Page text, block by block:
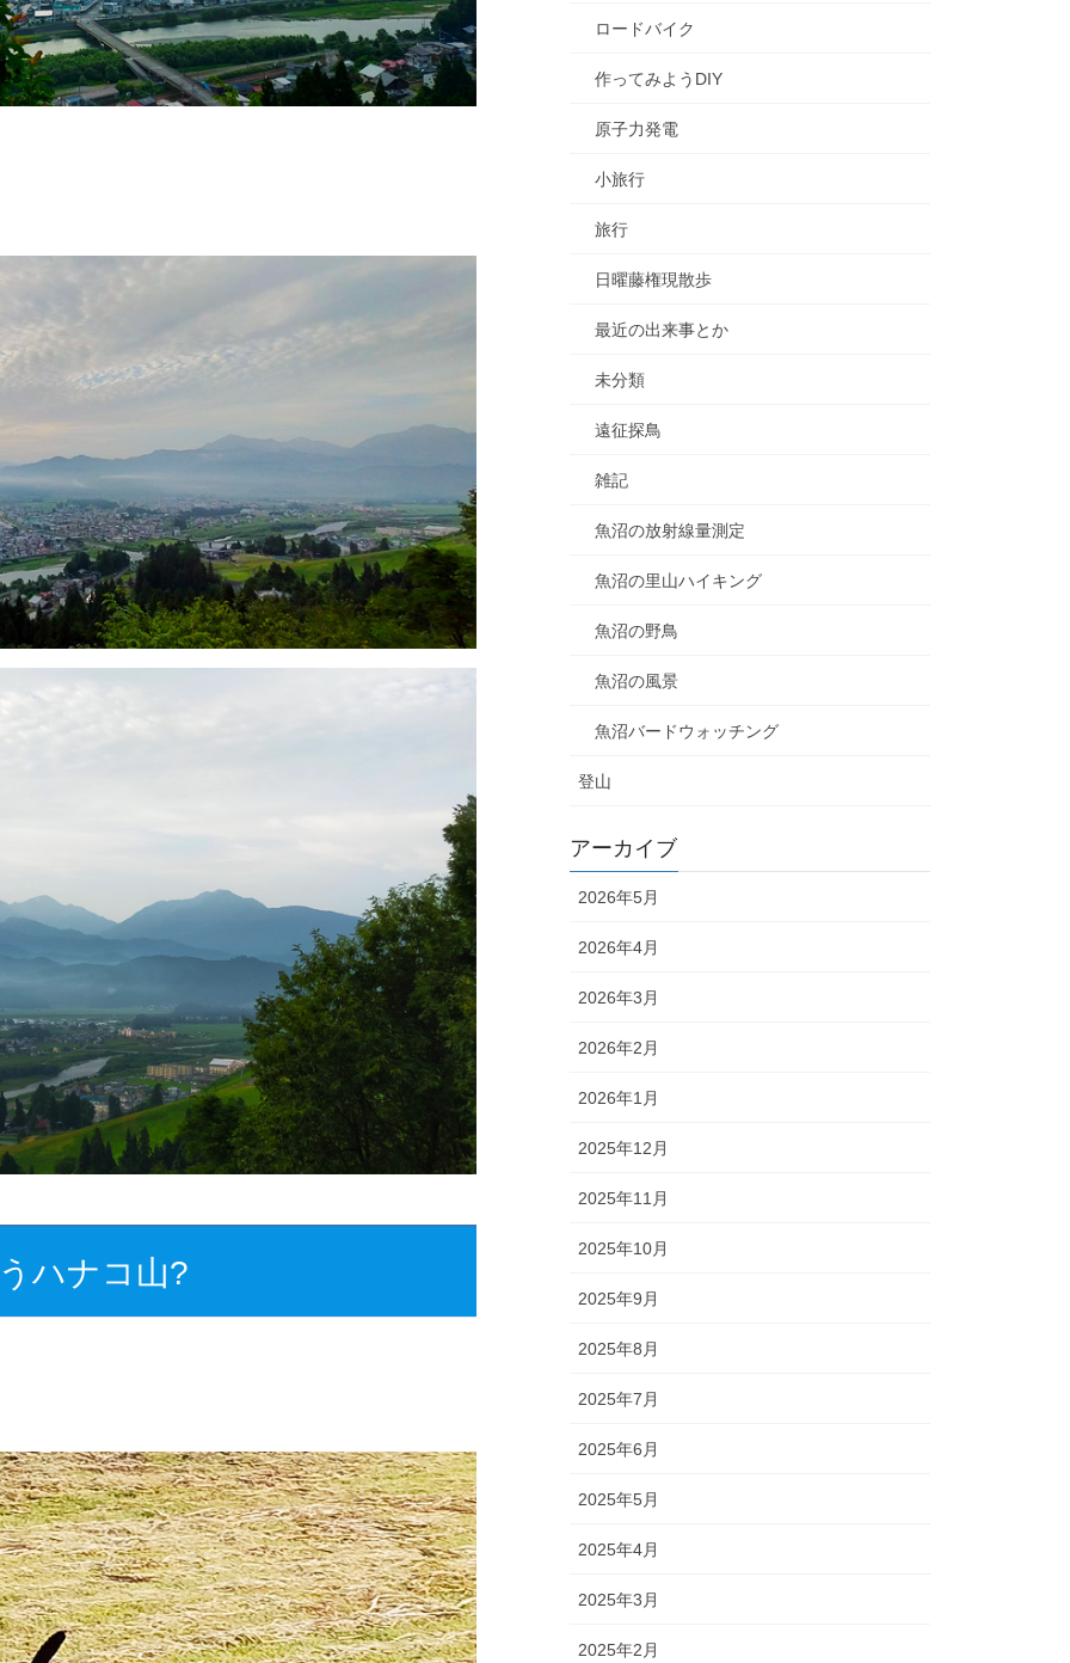
ハナコ山?
ロードバイク
作ってみようDIY
原子力発電
小旅行
旅行
日曜藤権現散歩
最近の出来事とか
未分類
遠征探鳥
雑記
魚沼の放射線量測定
魚沼の里山ハイキング
魚沼の野鳥
魚沼の風景
魚沼バードウォッチング
登山
アーカイブ
2026年5月
2026年4月
2026年3月
2026年2月
2026年1月
2025年12月
2025年11月
2025年10月
2025年9月
2025年8月
2025年7月
2025年6月
2025年5月
2025年4月
2025年3月
2025年2月